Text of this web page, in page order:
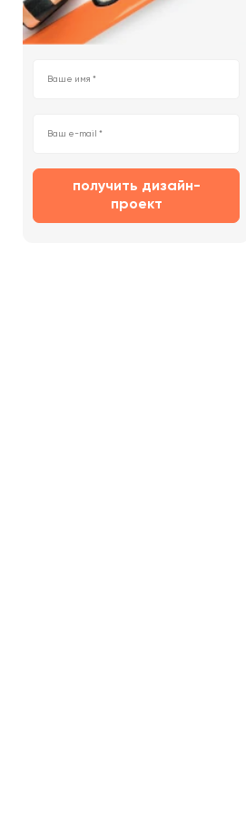
получить дизайн-
проект